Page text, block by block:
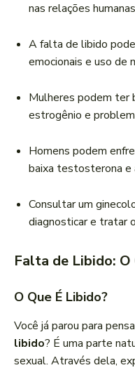
nas relações
A falta de libido
emocionais e uso de
Mulheres podem ter
estrogênio e
Homens podem
baixa testosterona e
Consultar um
diagnosticar e tratar
Falta de Libido: O
O Que É Libido?
Você já parou para
libido? É uma parte
sexual. Através dela,